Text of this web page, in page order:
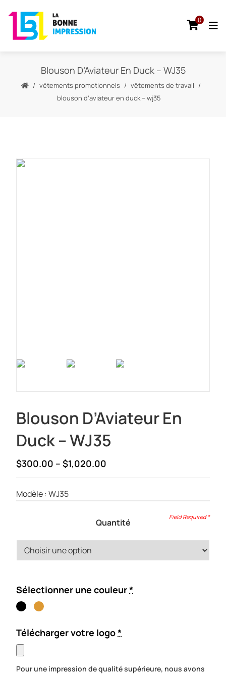
0
Blouson D’Aviateur En Duck – WJ35
vêtements promotionnels
vêtements de travail
blouson d’aviateur en duck – wj35
Blouson D’Aviateur En
Duck – WJ35
$300.00 – $1,020.00
Modèle :WJ35
Quantité
Sélectionner une couleur*
Télécharger votre logo*
Pour une impression de qualité supérieure, nous avons